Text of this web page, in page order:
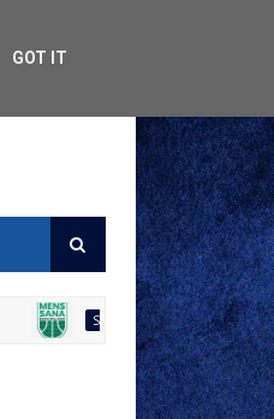
SERIE B NAZIONALE Le
GOT IT